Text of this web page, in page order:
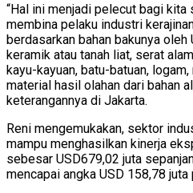
“Hal ini menjadi pelecut bagi kita
membina pelaku industri
berdasarkan bahan bakunya
keramik atau tanah liat, serat
kayu-kayuan, batu-batuan,
material hasil olahan dari bahan
keterangannya di Jakarta.
Reni mengemukakan, sektor
mampu menghasilkan kinerja
sebesar USD679,02 juta
mencapai angka USD 158,78